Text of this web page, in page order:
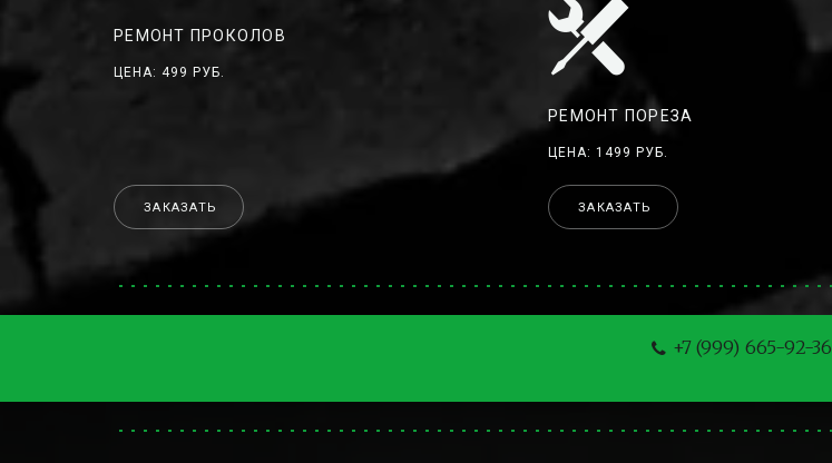
РЕМОНТ ПРОКОЛОВ
ЦЕНА: 499 РУБ.
ЗАКАЗАТЬ
РЕМОНТ ПОРЕЗА
ЦЕНА: 1499 РУБ.
ЗАКАЗАТЬ
+7 (999) 665-92-36